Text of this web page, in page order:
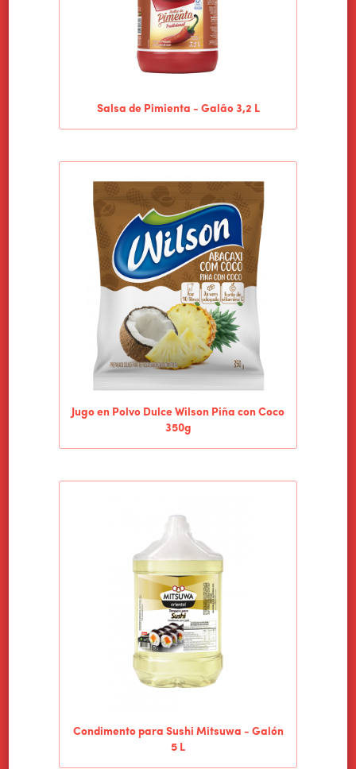
Salsa de Pimienta - Galão 3,2 L
Jugo en Polvo Dulce Wilson Piña con Coco
350g
Condimento para Sushi Mitsuwa - Galón
5 L